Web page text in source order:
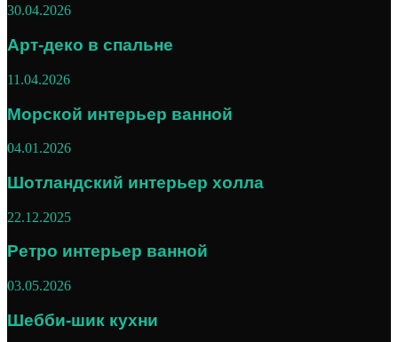
30.04.2026
Арт-деко в спальне
11.04.2026
Морской интерьер ванной
04.01.2026
Шотландский интерьер холла
22.12.2025
Ретро интерьер ванной
03.05.2026
Шебби-шик кухни